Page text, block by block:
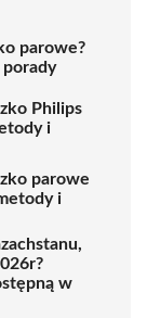
parowe?
Philips
i
parowe
i
w